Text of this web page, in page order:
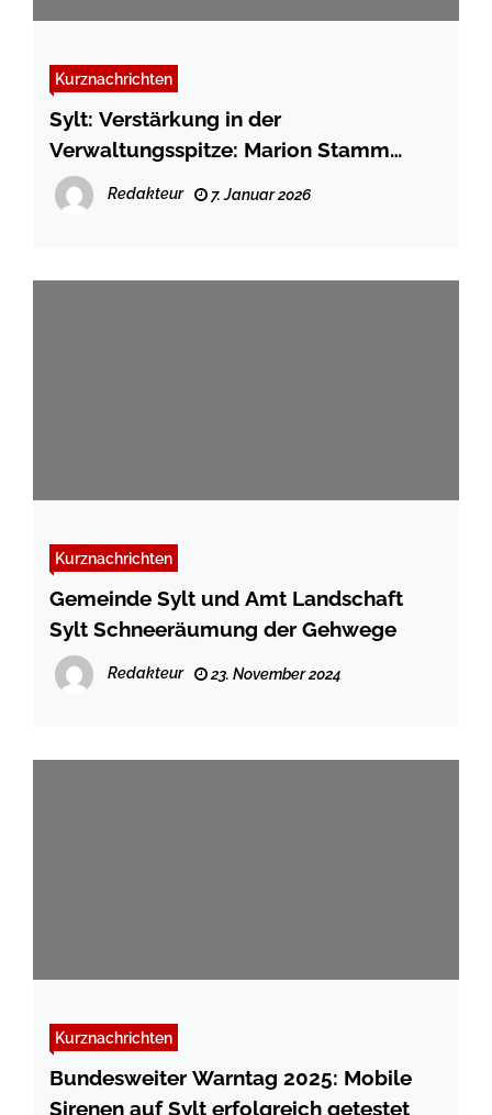
Kurznachrichten
Sylt: Verstärkung in der
Verwaltungsspitze: Marion Stamm
übernimmt Leitung des Fachbereichs
Umwelt und Bauen
Redakteur 7. Januar 2026
Kurznachrichten
Gemeinde Sylt und Amt Landschaft
Sylt Schneeräumung der Gehwege
Redakteur 23. November 2024
Kurznachrichten
Bundesweiter Warntag 2025: Mobile
Sirenen auf Sylt erfolgreich getestet